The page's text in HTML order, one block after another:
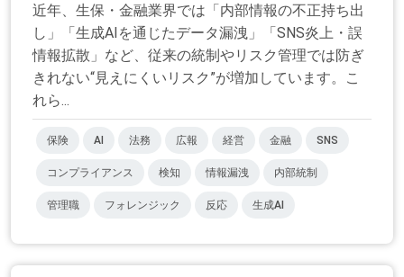
近年、生保・金融業界では「内部情報の不正持ち出
し」「生成AIを通じたデータ漏洩」「SNS炎上・誤
情報拡散」など、従来の統制やリスク管理では防ぎ
きれない“見えにくいリスク”が増加しています。こ
れら...
保険 AI 法務 広報 経営 金融 SNS
コンプライアンス 検知 情報漏洩 内部統制
管理職 フォレンジック 反応 生成AI